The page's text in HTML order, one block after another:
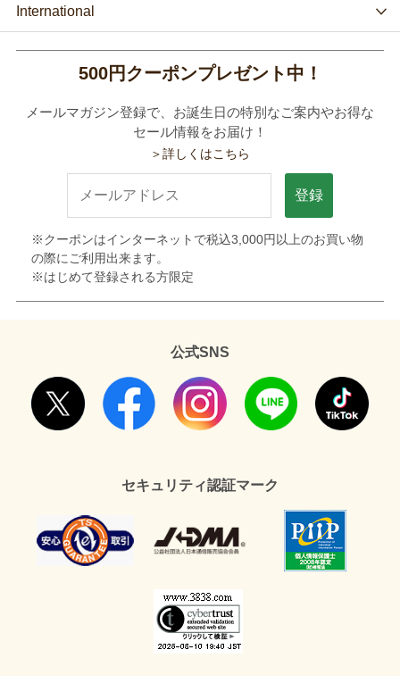
International
500円クーポンプレゼント中！
メールマガジン登録で、お誕生日の特別なご案内やお得な
セール情報をお届け！
＞詳しくはこちら
登録
※クーポンはインターネットで税込3,000円以上のお買い物
の際にご利用出来ます。
※はじめて登録される方限定
公式SNS
セキュリティ認証マーク